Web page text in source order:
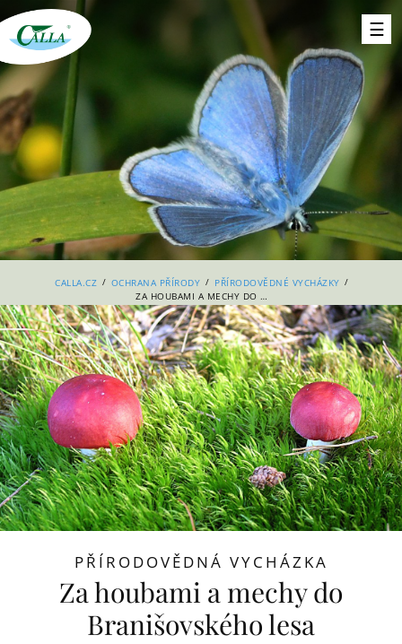
CALLA.CZ / OCHRANA PŘÍRODY / PŘÍRODOVĚDNÉ VYCHÁZKY /
ZA HOUBAMI A MECHY DO BRANIŠOVSKÉHO LESA
PŘÍRODOVĚDNÁ VYCHÁZKA
Za houbami a mechy do
Branišovského lesa